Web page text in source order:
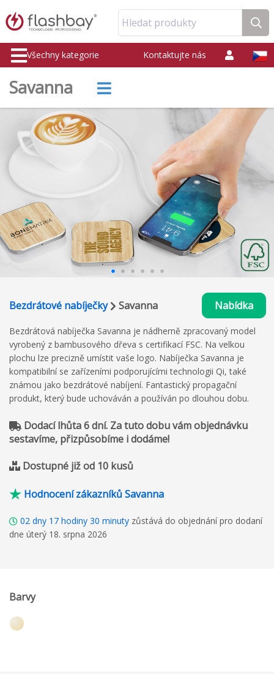
Hledat produkty
Všechny kategorie Kontaktujte nás
Savanna
Bezdrátové nabíječky Savanna Nabídka
Bezdrátová nabíječka Savanna je nádherně zpracovaný model
vyrobený z bambusového dřeva s certifikací FSC. Na velkou
plochu lze precizně umístit vaše logo. Nabíječka Savanna je
kompatibilní se zařízeními podporujícími technologii Qi, také
známou jako bezdrátové nabíjení. Fantastický propagační
produkt, který bude uchováván a používán po dlouhou dobu.
Dodací lhůta 6 dní. Za tuto dobu vám objednávku
sestavíme, přizpůsobíme i dodáme!
Dostupné již od 10 kusů
Hodnocení zákazníků Savanna
02 dny 17 hodiny 30 minuty zůstává do objednání pro dodaní
dne úterý 18. srpna 2026
Barvy